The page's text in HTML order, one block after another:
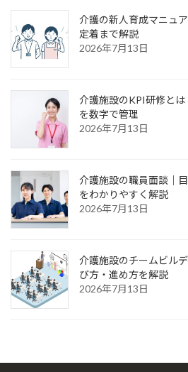
介護の新人育成マニュ
定着まで解説
2026年7月13日
介護施設のKPI研修と
を数字で管理
2026年7月13日
介護施設の職員面談｜
をわかりやすく解説
2026年7月13日
介護施設のチームビル
び方・進め方を解説
2026年7月13日